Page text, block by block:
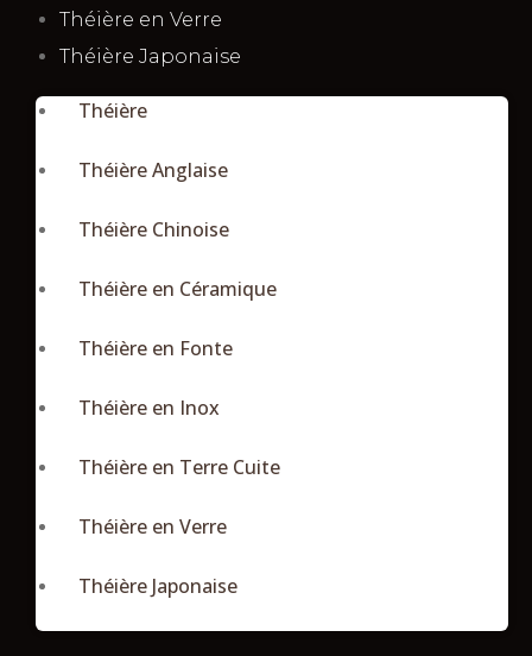
Théière en Verre
Théière Japonaise
Théière
Théière Anglaise
Théière Chinoise
Théière en Céramique
Théière en Fonte
Théière en Inox
Théière en Terre Cuite
Théière en Verre
Théière Japonaise